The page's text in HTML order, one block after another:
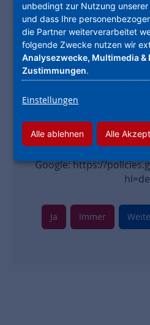
Garantien für
personenbezogenen
die Einstellung
Datenschutzmodus
Google durch das
Cookies zur Analyse
gesetzt werden. Die
Tochtergesellschaft der
Amphitheatre Pkwy,
1351, USA („Google“).
finden Sie in der
Google: https://
hl=de
Ja Immer
unbedingt zur Nutzung
und dass Ihre
die Partner weiterverarbeitet
folgende Zwecke nutzen wir
Analysezwecke, Multimedia &
Zustimmungen.
Einstellungen
Alle ablehnen Alle